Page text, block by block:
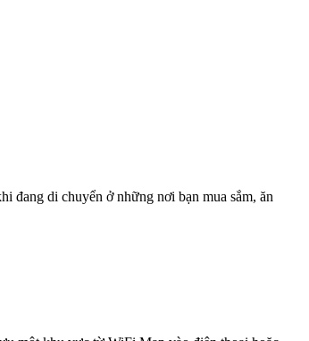
đang di chuyển ở những nơi bạn mua sắm, ăn